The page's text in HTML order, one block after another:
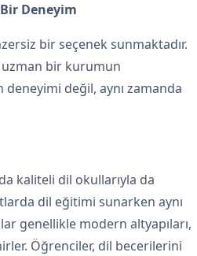
Deneyim
bir seçenek sunmaktadır.
uzman bir kurumun
değil, aynı zamanda
kaliteli dil okullarıyla da
dil eğitimi sunarken aynı
genellikle modern altyapıları,
Öğrenciler, dil becerilerini